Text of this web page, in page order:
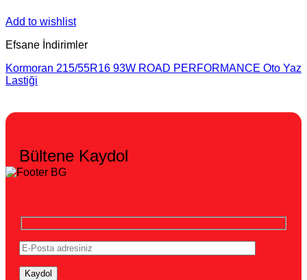
Add to wishlist
Efsane İndirimler
Kormoran 215/55R16 93W ROAD PERFORMANCE Oto Yaz
Lastiği
Bültene Kaydol